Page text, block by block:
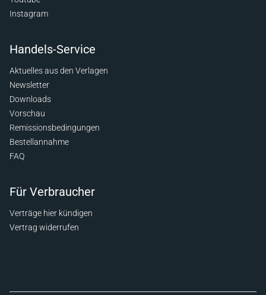
Instagram
Handels-Service
Aktuelles aus den Verlagen
Newsletter
Downloads
Vorschau
Remissionsbedingungen
Bestellannahme
FAQ
Für Verbraucher
Verträge hier kündigen
Vertrag widerrufen